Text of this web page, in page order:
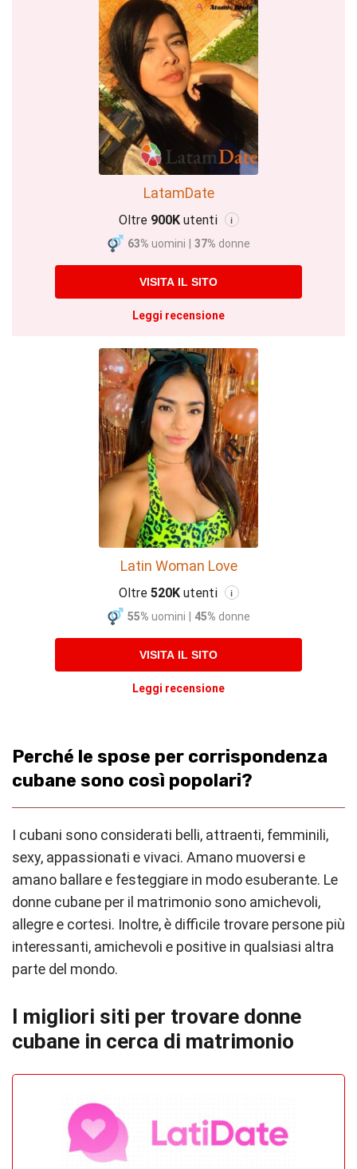
LatamDate
Oltre 900Kutenti i
63% uomini 37% donne
VISITA IL SITO
Leggi recensione
Latin Woman Love
Oltre 520Kutenti i
55% uomini 45% donne
VISITA IL SITO
Leggi recensione
Perché le spose per corrispondenza
cubane sono così popolari?
I cubani sono considerati belli, attraenti, femminili,
sexy, appassionati e vivaci. Amano muoversi e
amano ballare e festeggiare in modo esuberante. Le
donne cubane per il matrimonio sono amichevoli,
allegre e cortesi. Inoltre, è difficile trovare persone più
interessanti, amichevoli e positive in qualsiasi altra
parte del mondo.
I migliori siti per trovare donne
cubane in cerca di matrimonio